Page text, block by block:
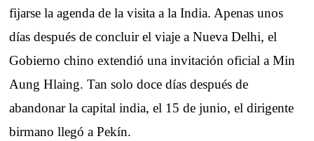
fijarse la agenda de la visita a la India. Apenas unos
días después de concluir el viaje a Nueva Delhi, el
Gobierno chino extendió una invitación oficial a Min
Aung Hlaing. Tan solo doce días después de
abandonar la capital india, el 15 de junio, el dirigente
birmano llegó a Pekín.